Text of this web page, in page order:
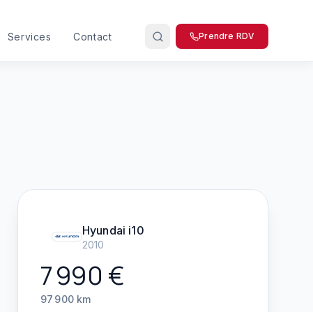
Services Contact Prendre RDV
Hyundai i10
2010
7 990 €
97 900km